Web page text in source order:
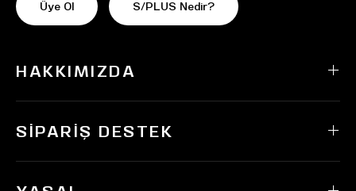
Üye Ol S/PLUS Nedir?
HAKKIMIZDA
SIPARIŞ DESTEK